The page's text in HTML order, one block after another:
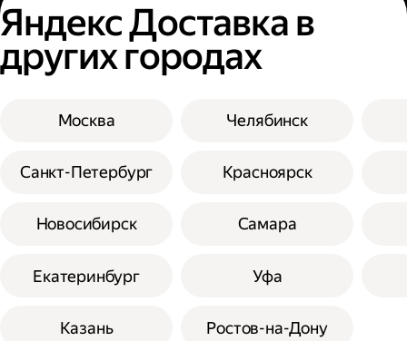
Яндекс Доставка в
других городах
Москва
Санкт-Петербург
Новосибирск
Екатеринбург
Казань
Челябинск
Красноярск
Самара
Уфа
Ростов-на-Дону